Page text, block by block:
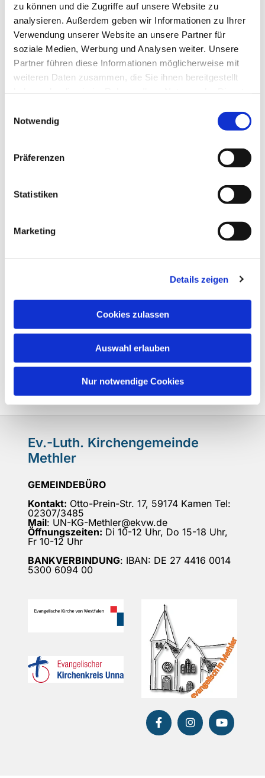
zu können und die Zugriffe auf unsere Website zu
analysieren. Außerdem geben wir Informationen zu Ihrer
Verwendung unserer Website an unsere Partner für
soziale Medien, Werbung und Analysen weiter. Unsere
Partner führen diese Informationen möglicherweise mit
weiteren Daten zusammen, die Sie ihnen bereitgestellt
Notwendig
Präferenzen
Statistiken
Marketing
Details zeigen
Cookies zulassen
Auswahl erlauben
Nur notwendige Cookies
Dies könnte Sie auch
interessieren
Ev.-Luth. Kirchengemeinde
Methler
GEMEINDEBÜRO
Kontakt: Otto-Prein-Str. 17, 59174 Kamen Tel:
02307/3485
Mail: UN-KG-Methler@ekvw.de
Öffnungszeiten: Di 10-12 Uhr, Do 15-18 Uhr,
Fr 10-12 Uhr
BANKVERBINDUNG: IBAN: DE 27 4416 0014
5300 6094 00